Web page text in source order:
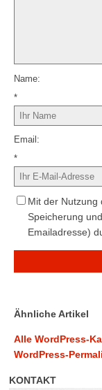
Name
*
Email
*
Mit der Nutzung
Speicherung
Emailadresse)
Ähnliche Artikel
Alle WordPress-
WordPress-
KONTAKT